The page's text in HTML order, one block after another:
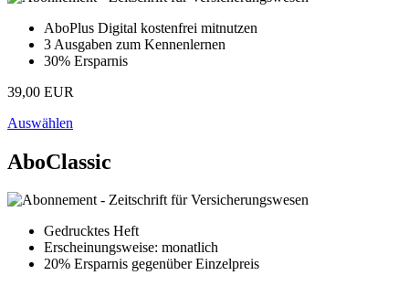
AboPlus Digital kostenfrei mitnutzen
3 Ausgaben zum Kennenlernen
30% Ersparnis
39,00 EUR
Auswählen
AboClassic
Gedrucktes Heft
Erscheinungsweise: monatlich
20% Ersparnis gegenüber Einzelpreis